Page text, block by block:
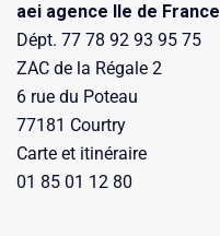
aei agence Ile de France
Dépt. 77 78 92 93 95 75
ZAC de la Régale 2
6 rue du Poteau
77181 Courtry
Carte et itinéraire
01 85 01 12 80